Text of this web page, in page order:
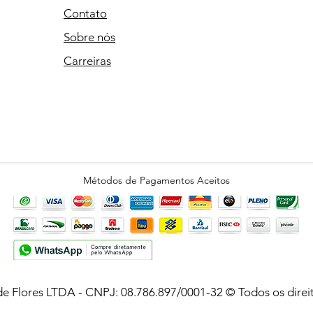
Contato
Sobre nós
Carreiras
Métodos de Pagamentos Aceitos
Flores LTDA - CNPJ: 08.786.897/0001-32 © Todos os